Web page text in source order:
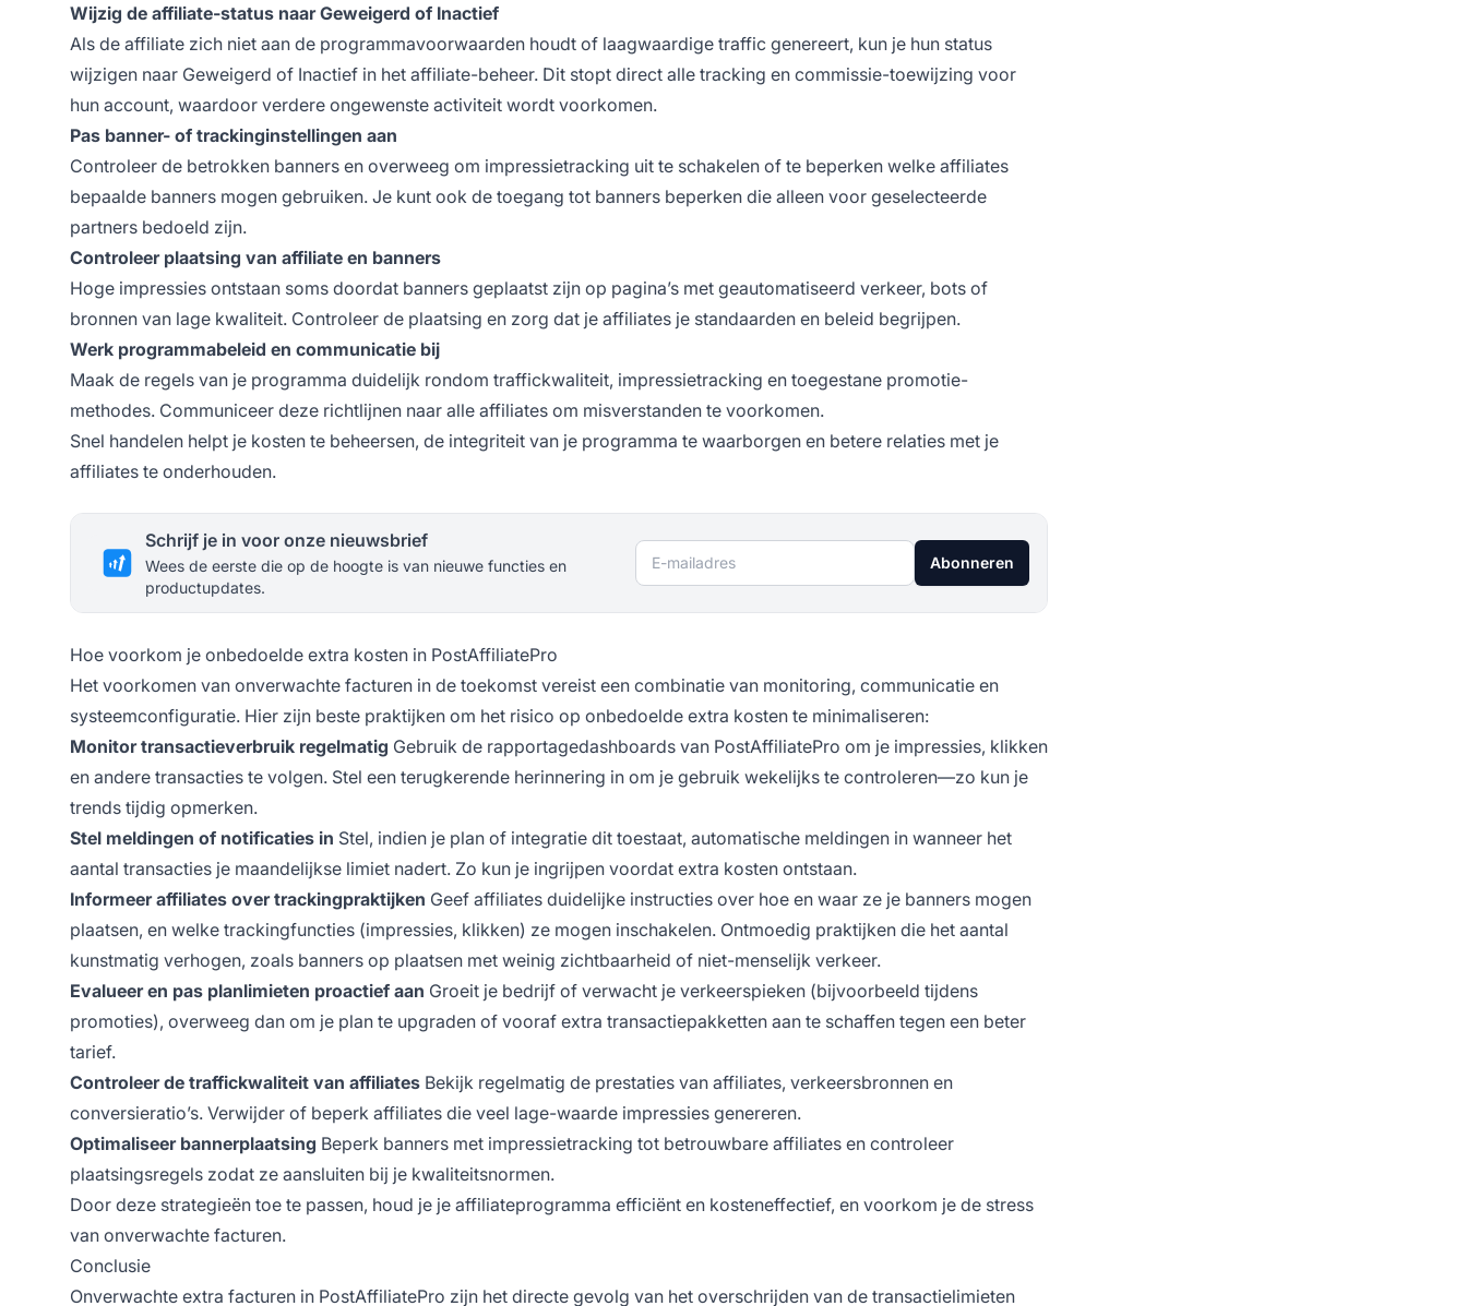
Wijzig de affiliate-status naar Geweigerd of Inactief
Als de affiliate zich niet aan de programmavoorwaarden houdt of laagwaardige traffic genereert, kun je hun status
wijzigen naar Geweigerd of Inactief in het affiliate-beheer. Dit stopt direct alle tracking en commissie-toewijzing voor
hun account, waardoor verdere ongewenste activiteit wordt voorkomen.
Pas banner- of trackinginstellingen aan
Controleer de betrokken banners en overweeg om impressietracking uit te schakelen of te beperken welke affiliates
bepaalde banners mogen gebruiken. Je kunt ook de toegang tot banners beperken die alleen voor geselecteerde
partners bedoeld zijn.
Controleer plaatsing van affiliate en banners
Hoge impressies ontstaan soms doordat banners geplaatst zijn op pagina’s met geautomatiseerd verkeer, bots of
bronnen van lage kwaliteit. Controleer de plaatsing en zorg dat je affiliates je standaarden en beleid begrijpen.
Werk programmabeleid en communicatie bij
Maak de regels van je programma duidelijk rondom traffickwaliteit, impressietracking en toegestane promotie-
methodes. Communiceer deze richtlijnen naar alle affiliates om misverstanden te voorkomen.
Snel handelen helpt je kosten te beheersen, de integriteit van je programma te waarborgen en betere relaties met je
affiliates te onderhouden.
Schrijf je in voor onze nieuwsbrief
Wees de eerste die op de hoogte is van nieuwe functies en
productupdates.
E-mailadres Abonneren
Hoe voorkom je onbedoelde extra kosten in PostAffiliatePro
Het voorkomen van onverwachte facturen in de toekomst vereist een combinatie van monitoring, communicatie en
systeemconfiguratie. Hier zijn beste praktijken om het risico op onbedoelde extra kosten te minimaliseren:
Monitor transactieverbruik regelmatig Gebruik de rapportagedashboards van PostAffiliatePro om je impressies, klikken
en andere transacties te volgen. Stel een terugkerende herinnering in om je gebruik wekelijks te controleren—zo kun je
trends tijdig opmerken.
Stel meldingen of notificaties in Stel, indien je plan of integratie dit toestaat, automatische meldingen in wanneer het
aantal transacties je maandelijkse limiet nadert. Zo kun je ingrijpen voordat extra kosten ontstaan.
Informeer affiliates over trackingpraktijken Geef affiliates duidelijke instructies over hoe en waar ze je banners mogen
plaatsen, en welke trackingfuncties (impressies, klikken) ze mogen inschakelen. Ontmoedig praktijken die het aantal
kunstmatig verhogen, zoals banners op plaatsen met weinig zichtbaarheid of niet-menselijk verkeer.
Evalueer en pas planlimieten proactief aan Groeit je bedrijf of verwacht je verkeerspieken (bijvoorbeeld tijdens
promoties), overweeg dan om je plan te upgraden of vooraf extra transactiepakketten aan te schaffen tegen een beter
tarief.
Controleer de traffickwaliteit van affiliates Bekijk regelmatig de prestaties van affiliates, verkeersbronnen en
conversieratio’s. Verwijder of beperk affiliates die veel lage-waarde impressies genereren.
Optimaliseer bannerplaatsing Beperk banners met impressietracking tot betrouwbare affiliates en controleer
plaatsingsregels zodat ze aansluiten bij je kwaliteitsnormen.
Door deze strategieën toe te passen, houd je je affiliateprogramma efficiënt en kosteneffectief, en voorkom je de stress
van onverwachte facturen.
Conclusie
Onverwachte extra facturen in PostAffiliatePro zijn het directe gevolg van het overschrijden van de transactielimieten